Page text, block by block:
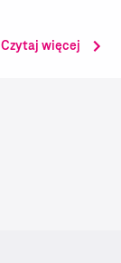
pierwszym...
Czytaj więcej